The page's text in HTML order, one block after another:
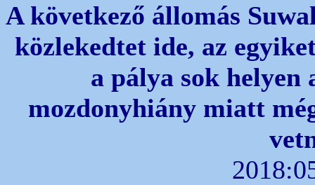
A következő állomás
közlekedtet ide, az
a pálya sok
mozdonyhiány miatt